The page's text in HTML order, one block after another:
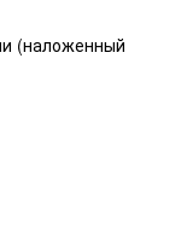
(наложенный